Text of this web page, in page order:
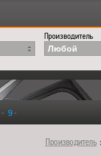
Производитель
Любой
9
Производитель